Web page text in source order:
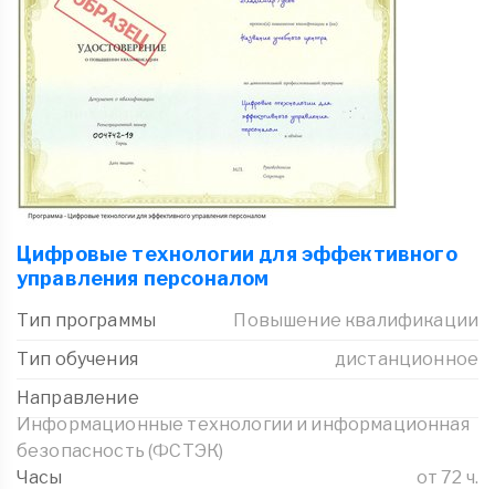
Цифровые технологии для эффективного
управления персоналом
Тип программы
Повышение квалификации
Тип обучения
дистанционное
Направление
Информационные технологии и информационная
безопасность (ФСТЭК)
Часы
от 72 ч.